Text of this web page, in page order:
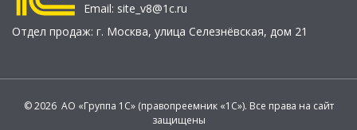
Email: site_v8@1c.ru
Отдел продаж: г. Москва, улица Селезнёвская, дом 21
© 2026 АО «Группа 1С» (правопреемник «1С»). Все права на сайт
защищены